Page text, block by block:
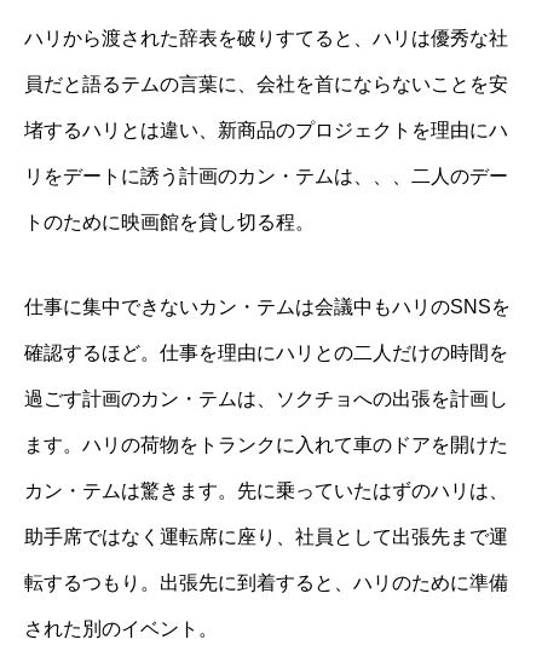
ハリから渡された辞表を破りすてると、ハリは優秀な社
員だと語るテムの言葉に、会社を首にならないことを安
堵するハリとは違い、新商品のプロジェクトを理由にハ
リをデートに誘う計画のカン・テムは、、、二人のデー
トのために映画館を貸し切る程。
仕事に集中できないカン・テムは会議中もハリのSNSを
確認するほど。仕事を理由にハリとの二人だけの時間を
過ごす計画のカン・テムは、ソクチョへの出張を計画し
ます。ハリの荷物をトランクに入れて車のドアを開けた
カン・テムは驚きます。先に乗っていたはずのハリは、
助手席ではなく運転席に座り、社員として出張先まで運
転するつもり。出張先に到着すると、ハリのために準備
された別のイベント。